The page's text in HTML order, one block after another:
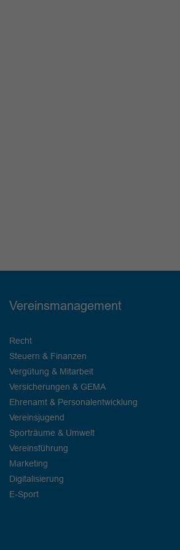
Vereinsmanagement
Recht
Steuern & Finanzen
Vergütung & Mitarbeit
Versicherungen & GEMA
Ehrenamt & Personalentwicklung
Vereinsjugend
Sporträume & Umwelt
Vereinsführung
Marketing
Digitalisierung
E-Sport